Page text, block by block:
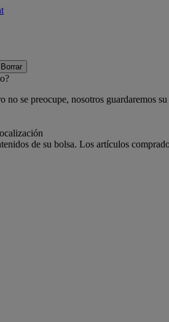
Borrar
no se preocupe, nosotros guardaremos
de su bolsa. Los artículos